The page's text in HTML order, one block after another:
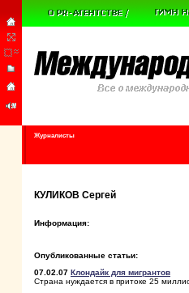
Журналисты
КУЛИКОВ Сергей
Информация:
Опубликованные статьи:
07.02.07 Клондайк для мигрантов
Страна нуждается в притоке 25